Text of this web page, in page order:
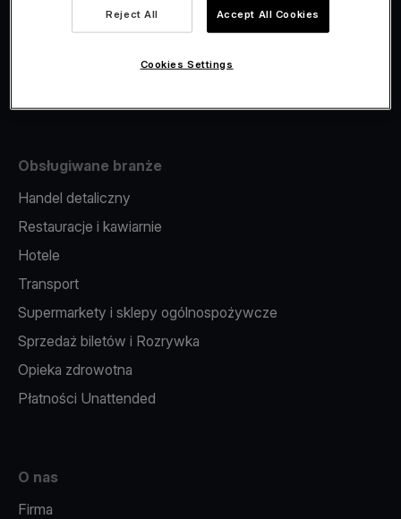
Fiskalizacja
Obsługiwane branże
Handel detaliczny
Restauracje i kawiarnie
Hotele
Transport
Supermarkety i sklepy ogólnospożywcze
Sprzedaż biletów i Rozrywka
Opieka zdrowotna
Płatności Unattended
O nas
Firma
Reject All Accept All Cookies
Cookies Settings